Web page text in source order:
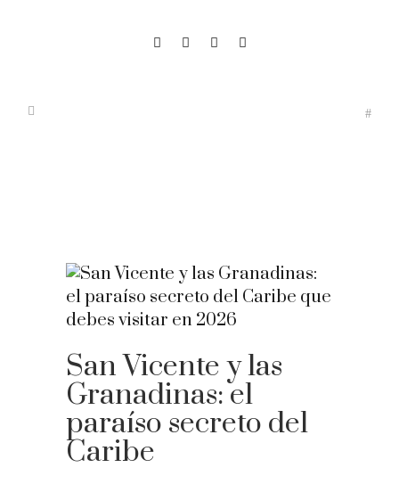
San Vicente y las
Granadinas: el
paraíso secreto del
Caribe